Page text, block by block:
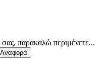
παρακαλώ περιμένετε...